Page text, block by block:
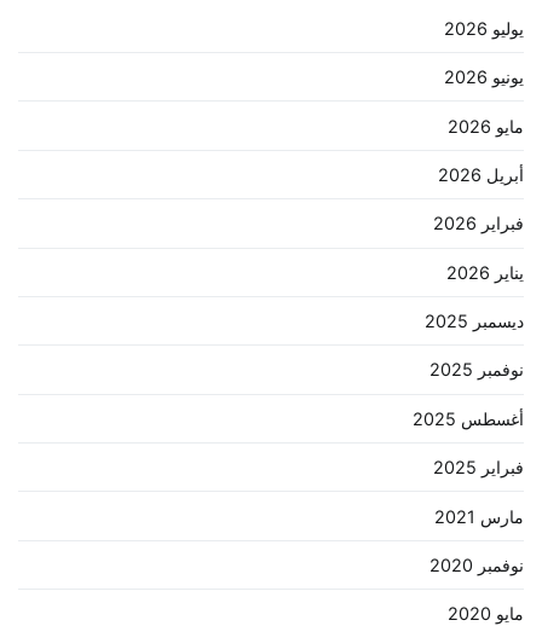
يوليو 2026
يونيو 2026
مايو 2026
أبريل 2026
فبراير 2026
يناير 2026
ديسمبر 2025
نوفمبر 2025
أغسطس 2025
فبراير 2025
مارس 2021
نوفمبر 2020
مايو 2020